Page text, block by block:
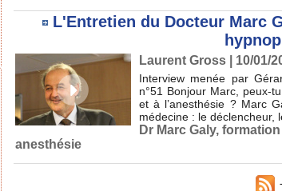
L'Entretien du Docteur Marc
Laurent Gross | 10/01/
Interview menée par
n°51 Bonjour Marc, peux-
et à l’anesthésie ? Marc
médecine : le déclencheur,
Dr Marc Galy,
anesthésie